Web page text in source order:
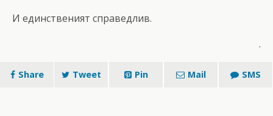
И единственият справедлив.
.
Share Tweet Pin Mail SMS